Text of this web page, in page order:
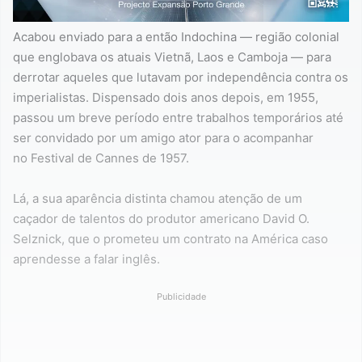
Acabou enviado para a então Indochina — região colonial
que englobava os atuais Vietnã, Laos e Camboja — para
derrotar aqueles que lutavam por independência contra os
imperialistas. Dispensado dois anos depois, em 1955,
passou um breve período entre trabalhos temporários até
ser convidado por um amigo ator para o acompanhar
no Festival de Cannes de 1957.
Lá, a sua aparência distinta chamou atenção de um
caçador de talentos do produtor americano David O.
Selznick, que o prometeu um contrato na América caso
aprendesse a falar inglês.
Publicidade